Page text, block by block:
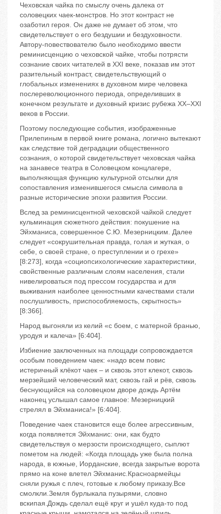
Чеховская чайка по смыслу очень далека от
соловецких чаек-монстров. Но этот контраст не
озаботил героя. Он даже не думает об этом, что
свидетельствует о его бездушии и бездуховности.
Автору-повествователю было необходимо ввести
реминисценцию о чеховской чайке, чтобы потрясти
сознание своих читателей в XXI веке, показав им этот
разительный контраст, свидетельствующий о
глобальных изменениях в духовном мире человека
послереволюционного периода, определивших в
конечном результате и духовный кризис рубежа XX–XXI
веков в России.
Поэтому последующие события, изображенные
Прилепиным в первой книге романа, логично вытекают
как следствие той деградации общественного
сознания, о которой свидетельствует чеховская чайка
на занавесе театра в Соловецком концлагере,
выполняющая функцию культурной отсылки для
сопоставления изменившегося смысла символа в
разные исторические эпохи развития России.
Вслед за реминисцентной чеховской чайкой следует
кульминация сюжетного действия: покушение на
Эйхманиса, совершенное С.Ю. Мезерницким. Далее
следует «сокрушительная правда, голая и жуткая, о
себе, о своей стране, о преступлении и о грехе»
[8:273], когда «социопсихологические характеристики,
свойственные различным слоям населения, стали
нивелироваться под прессом государства и для
выживания наиболее ценностными качествами стали
послушливость, приспособляемость, скрытность»
[8:366].
Народ выгоняли из келий «с боем, с матерной бранью,
уродуя и калеча» [6:404].
Избиение заключенных на площади сопровождается
особым поведением чаек: «надо всем повис
истеричный клёкот чаек – и сквозь этот клекот, сквозь
мерзейший человеческий мат, сквозь гай и рёв, сквозь
беснующийся на соловецком дворе дождь Артём
наконец услышал самое главное: Мезерницкий
стрелял в Эйхманиса!» [6:404].
Поведение чаек становится еще более агрессивным,
когда появляется Эйхманис: они, как будто
свидетельствуя о мерзости происходящего, сыплют
пометом на людей: «Когда площадь уже была полна
народа, в южные, Иорданские, всегда закрытые ворота
прямо на коне влетел Эйхманис.Красноармейцы
сняли ружья с плеч, готовые к любому приказу.Все
смолкли.Земля бурлыкала пузырями, словно
вскипая.Дождь сделал ещё круг и ушёл куда-то под